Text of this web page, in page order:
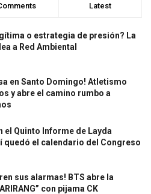
Latest
o estrategia de presión? La
a Red Ambiental
en Santo Domingo! Atletismo
y abre el camino rumbo a
el Quinto Informe de Layda
quedó el calendario del Congreso
sus alarmas! BTS abre la
con pijama CK